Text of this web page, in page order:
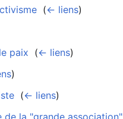
(← liens)
paix (← liens)
)
(← liens)
la "grande association"